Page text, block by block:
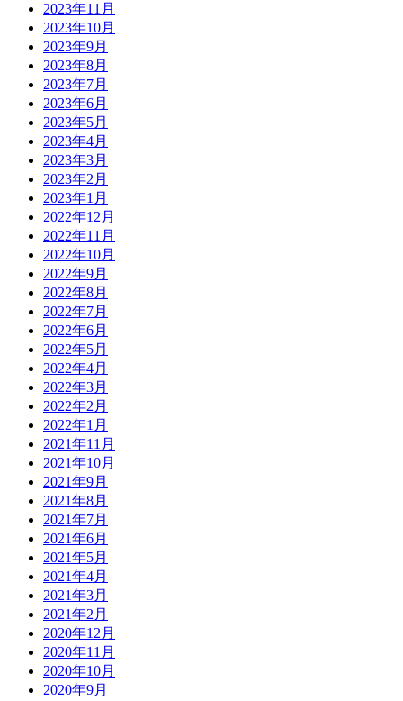
2023年11月
2023年10月
2023年9月
2023年8月
2023年7月
2023年6月
2023年5月
2023年4月
2023年3月
2023年2月
2023年1月
2022年12月
2022年11月
2022年10月
2022年9月
2022年8月
2022年7月
2022年6月
2022年5月
2022年4月
2022年3月
2022年2月
2022年1月
2021年11月
2021年10月
2021年9月
2021年8月
2021年7月
2021年6月
2021年5月
2021年4月
2021年3月
2021年2月
2020年12月
2020年11月
2020年10月
2020年9月